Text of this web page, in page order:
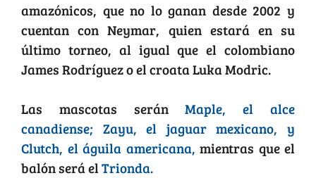
amazónicos, que no lo ganan desde 2002 y
cuentan con Neymar, quien estará en su
último torneo, al igual que el colombiano
James Rodríguez o el croata Luka Modric.
Las mascotas seránMaple, el alce
canadiense; Zayu, el jaguar mexicano, y
Clutch, el águila americana, mientras que el
balón será elTrionda.